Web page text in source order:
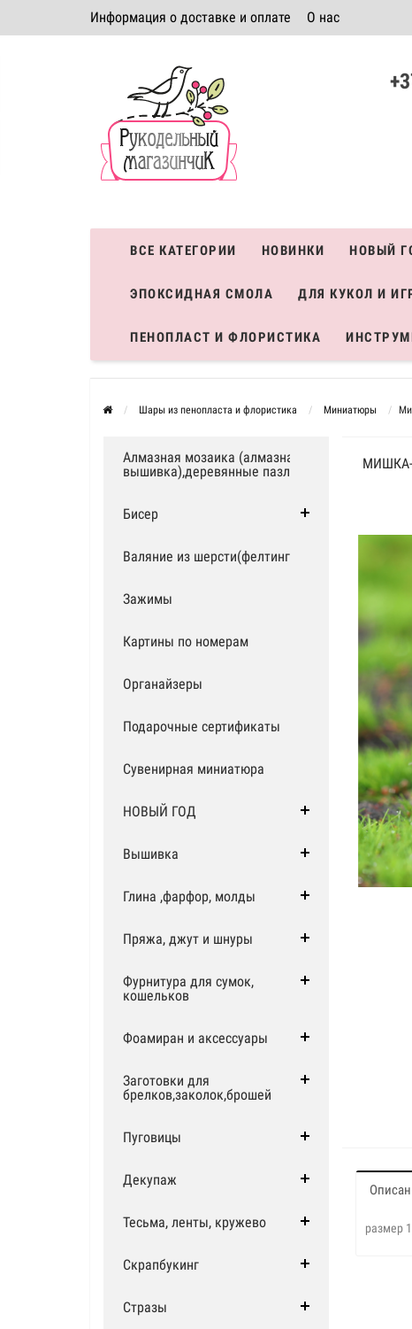
Информация о доставке и оплате О нас
Система скидок
ВСЕ КАТЕГОРИИ НОВИНКИ НОВЫЙ
ЭПОКСИДНАЯ СМОЛА ДЛЯ КУКОЛ И
ПЕНОПЛАСТ И ФЛОРИСТИКА
Шары из пенопласта и флористика Миниатюры
Алмазная мозаика (алмазная
вышивка),деревянные пазлы
Бисер
Валяние из шерсти(фелтинг)
Зажимы
Картины по номерам
Органайзеры
Подарочные сертификаты
Сувенирная миниатюра
НОВЫЙ ГОД
Вышивка
Глина ,фарфор, молды
Пряжа, джут и шнуры
Фурнитура для сумок,
кошельков
Фоамиран и аксессуары
Заготовки для
брелков,заколок,брошей
Пуговицы
Декупаж
Тесьма, ленты, кружево
Скрапбукинг
Стразы
размер